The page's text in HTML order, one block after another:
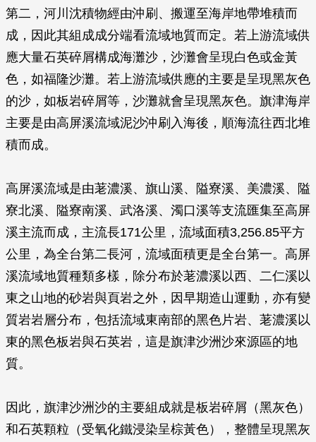
第二，河川沈積物經由沖刷、搬運至海岸地帶堆積而
成，因此其組成成分端看流域地質而定。若上游流域供
應大量石英碎屑構成海灘沙，沙灘會呈現白色或金黃
色，如福隆沙灘。若上游流域供應的主要是呈現黑灰色
的沙，如板岩碎屑等，沙灘就會呈現黑灰色。旗津海岸
主要是由高屏溪流域泥沙沖刷入海後，順海流往西北堆
積而成。
高屏溪流域是由荖濃溪、旗山溪、隘寮溪、美濃溪、隘
寮北溪、隘寮南溪、武洛溪、濁口溪等支流匯集至高屏
溪主流而成，主流長171公里，流域面積3,256.85平方
公里，為全台第二長河，流域面積更是全台第一。高屏
溪流域地質種類多樣，除分布於荖濃溪以西、二仁溪以
東之山地的砂岩與頁岩之外，因早期造山運動，亦有變
質岩岩層分布，包括流域東南部的黑色片岩、荖濃溪以
東的黑色板岩與石英岩，這是旗津沙洲沙來源區的地
質。
因此，旗津沙洲沙的主要組成就是板岩碎屑（黑灰色）
和石英顆粒（受氧化鐵浸染呈棕黃色），整體呈現黑灰